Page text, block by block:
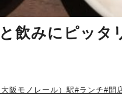
飲みにピッ
阪モノレール）駅#ランチ#開